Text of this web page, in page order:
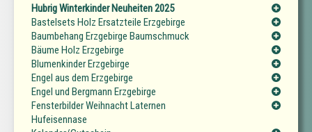
Hubrig Winterkinder Neuheiten 2025
Bastelsets Holz Ersatzteile Erzgebirge
Baumbehang Erzgebirge Baumschmuck
Bäume Holz Erzgebirge
Blumenkinder Erzgebirge
Engel aus dem Erzgebirge
Engel und Bergmann Erzgebirge
Fensterbilder Weihnacht Laternen
Hufeisennase